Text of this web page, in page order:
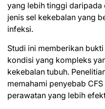
yang lebih tinggi daripada
jenis sel kekebalan yang
infeksi.
Studi ini memberikan
kondisi yang kompleks
kekebalan tubuh.
memahami penyebab
perawatan yang lebih